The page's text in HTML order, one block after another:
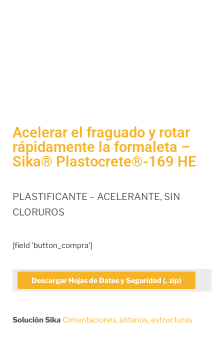
Acelerar el fraguado y rotar
rápidamente la formaleta –
Sika® Plastocrete®-169 HE
PLASTIFICANTE – ACELERANTE, SIN
CLORUROS
[field 'button_compra']
Descargar Hojas de Datos y Seguridad (. zip)
Solución Sika Cimentaciones, sótanos, estructuras